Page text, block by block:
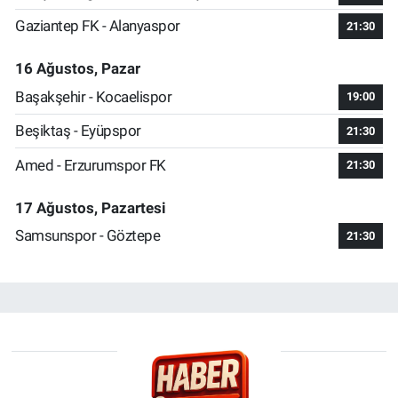
Gaziantep FK - Alanyaspor
21:30
16 Ağustos, Pazar
Başakşehir - Kocaelispor
19:00
Beşiktaş - Eyüpspor 21:30
Amed - Erzurumspor FK 21:30
17 Ağustos, Pazartesi
Samsunspor - Göztepe
21:30